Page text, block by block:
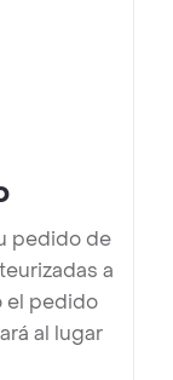
pedido de
a
el pedido
al lugar